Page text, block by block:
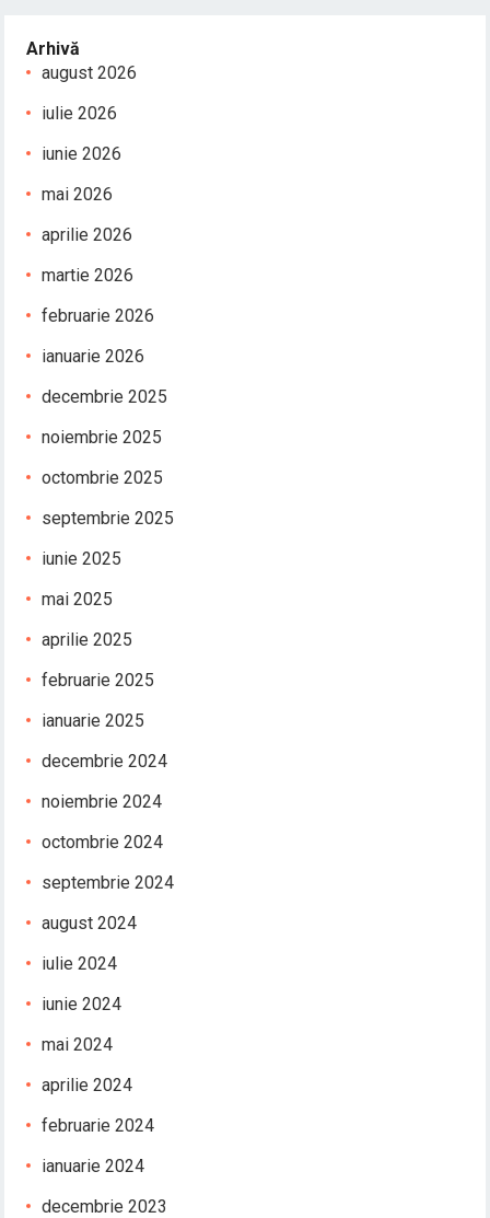
Arhivă
august 2026
iulie 2026
iunie 2026
mai 2026
aprilie 2026
martie 2026
februarie 2026
ianuarie 2026
decembrie 2025
noiembrie 2025
octombrie 2025
septembrie 2025
iunie 2025
mai 2025
aprilie 2025
februarie 2025
ianuarie 2025
decembrie 2024
noiembrie 2024
octombrie 2024
septembrie 2024
august 2024
iulie 2024
iunie 2024
mai 2024
aprilie 2024
februarie 2024
ianuarie 2024
decembrie 2023